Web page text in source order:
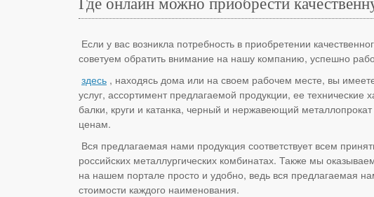
Если у вас возникла потребность в приобретении
советуем обратить внимание на нашу компанию, успешно
здесь , находясь дома или на своем рабочем месте, вы
услуг, ассортимент предлагаемой продукции, ее
балки, круги и катанка, черный и нержавеющий
ценам.
Вся предлагаемая нами продукция соответствует всем
российских металлургических комбинатах. Также мы
на нашем портале просто и удобно, ведь вся предлагаемая
стоимости каждого наименования.